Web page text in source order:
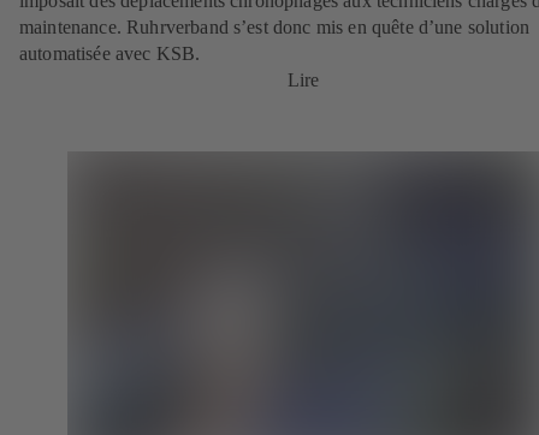
maintenance. Ruhrverband s’est donc mis en quête d’une solution
automatisée avec KSB.
Lire